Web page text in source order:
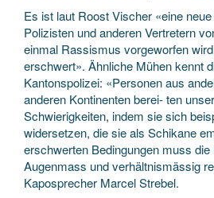
Es ist laut Roost Vischer «eine
Polizisten und anderen Vertretern
einmal Rassismus vorgeworfen
erschwert». Ähnliche Mühen kennt
Kantonspolizei: «Personen aus
anderen Kontinenten berei- ten
Schwierigkeiten, indem sie sich
widersetzen, die sie als Schikane
erschwerten Bedingungen muss
Augenmass und verhältnismässig
Kaposprecher Marcel Strebel.